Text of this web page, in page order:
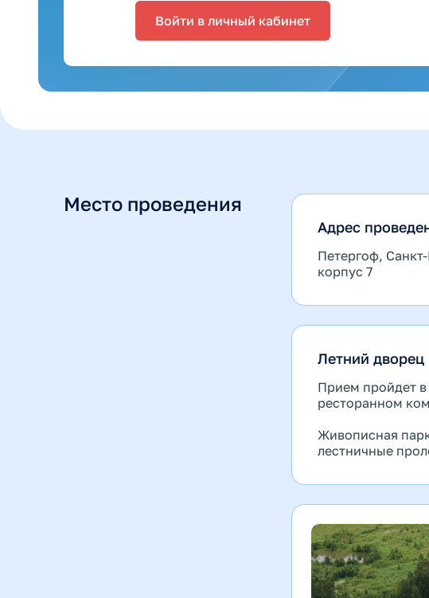
Войти в личный кабинет
Место проведения
Адрес
Петергоф,
корпус 7
Летний дворец
Прием пройдет в
ресторанном
Живописная
лестничные